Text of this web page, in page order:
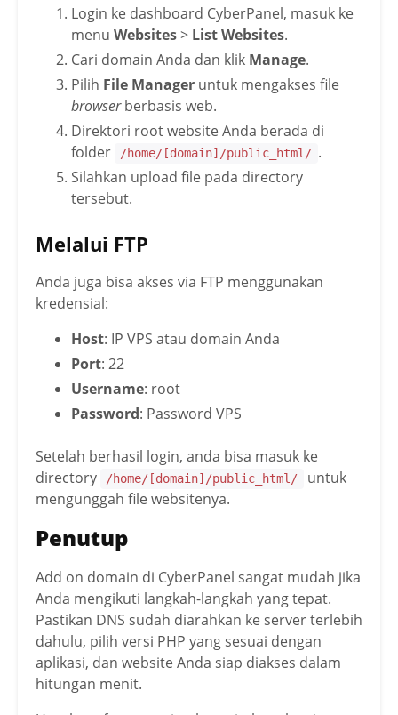
Login ke dashboard CyberPanel, masuk ke
menu Websites> List Websites.
Cari domain Anda dan klik Manage.
Pilih File Manager untuk mengakses file
browserberbasis web.
Direktori root website Anda berada di
folder
/home/[domain]/public_html/ .
Silahkan upload file pada directory
tersebut.
Melalui FTP
Anda juga bisa akses via FTP menggunakan
kredensial:
Host: IP VPS atau domain Anda
Port: 22
Username: root
Password: Password VPS
Setelah berhasil login, anda bisa masuk ke
directory
/home/[domain]/public_html/
untuk
mengunggah file websitenya.
Penutup
Add on domain di CyberPanel sangat mudah jika
Anda mengikuti langkah-langkah yang tepat.
Pastikan DNS sudah diarahkan ke server terlebih
dahulu, pilih versi PHP yang sesuai dengan
aplikasi, dan website Anda siap diakses dalam
hitungan menit.